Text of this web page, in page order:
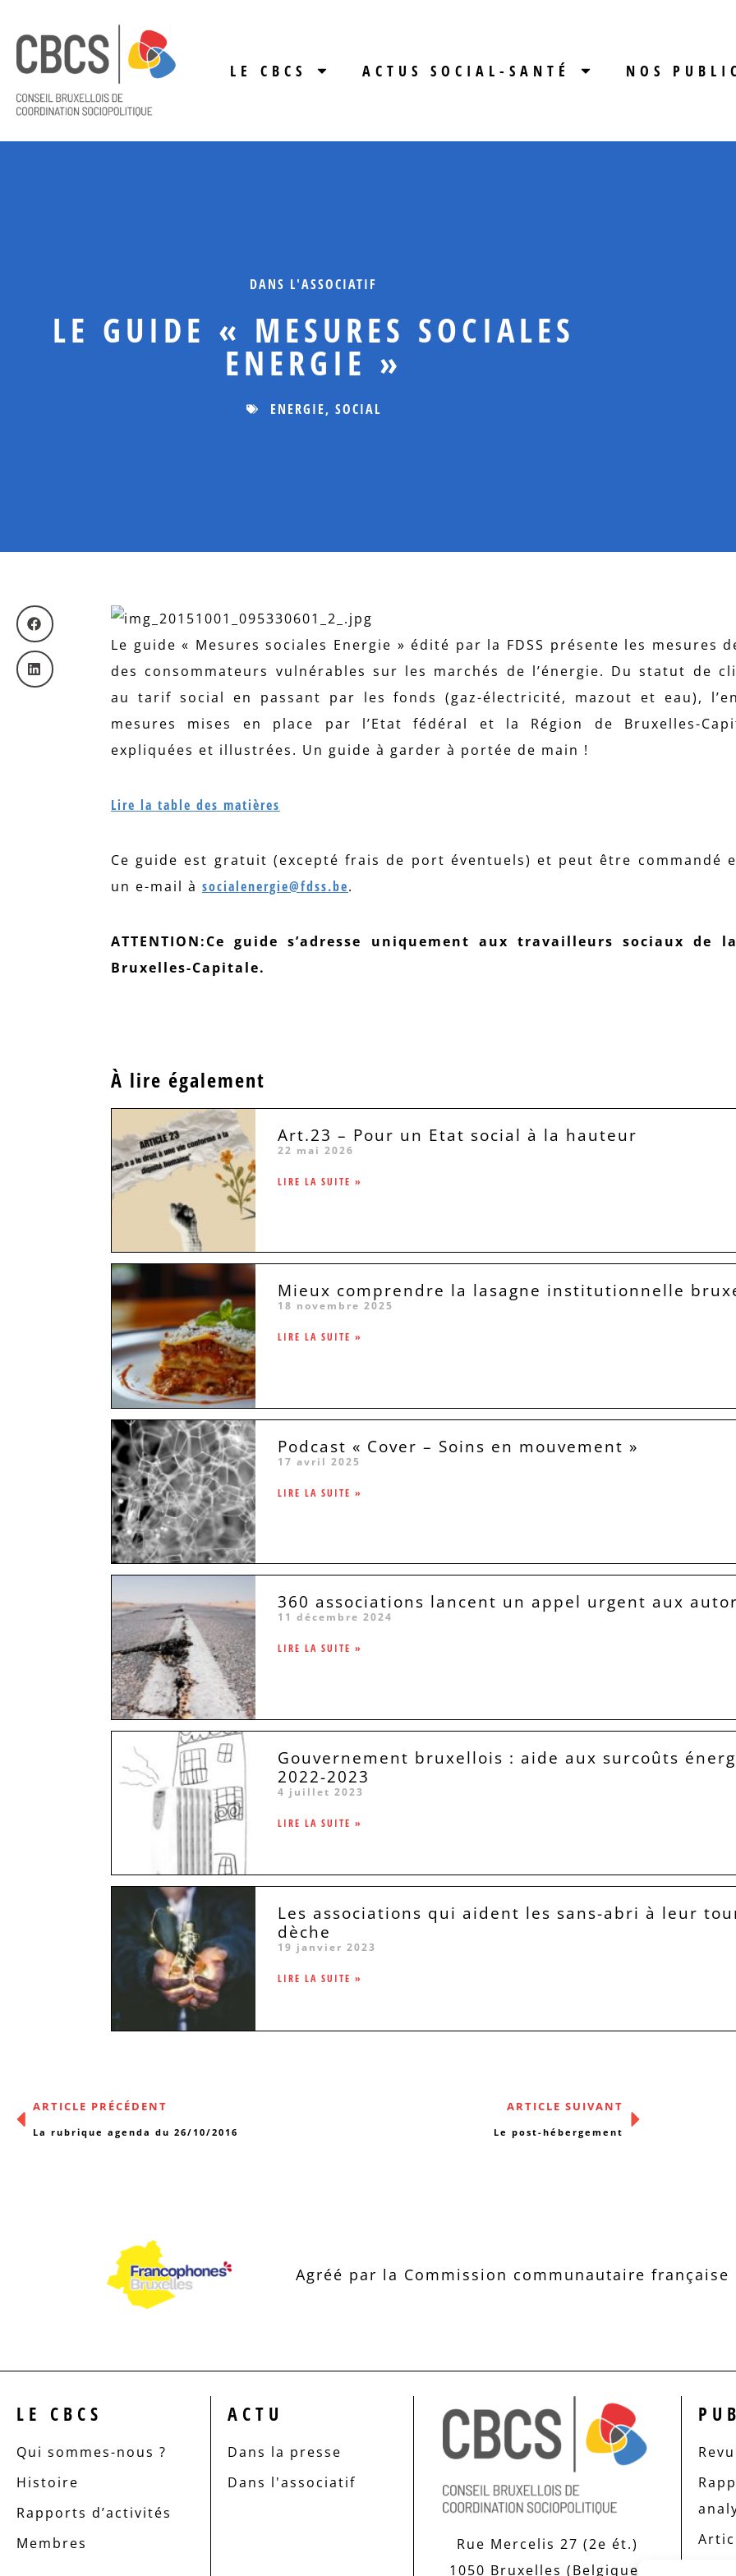
LE CBCS ACTUS SOCIAL-SANTÉ NOS
DANS L'ASSOCIATIF
LE GUIDE « MESURES SOCIALES
ENERGIE »
ENERGIE, SOCIAL
Le guide « Mesures sociales Energie » édité par la FDSS présente les mesures
des consommateurs vulnérables sur les marchés de l’énergie. Du statut de
au tarif social en passant par les fonds (gaz-électricité, mazout et eau),
mesures mises en place par l’Etat fédéral et la Région de Bruxelles-
expliquées et illustrées. Un guide à garder à portée de main !
Lire la table des matières
Ce guide est gratuit (excepté frais de port éventuels) et peut être commandé
un e-mail à socialenergie@fdss.be.
ATTENTION:Ce guide s’adresse uniquement aux travailleurs sociaux de
Bruxelles-Capitale.
À lire également
Art.23 – Pour un Etat social à la hauteur
22 mai 2026
LIRE LA SUITE »
Mieux comprendre la lasagne institutionnelle
18 novembre 2025
LIRE LA SUITE »
Podcast « Cover – Soins en mouvement »
17 avril 2025
LIRE LA SUITE »
360 associations lancent un appel urgent aux
11 décembre 2024
LIRE LA SUITE »
Gouvernement bruxellois : aide aux surcoûts
2022-2023
4 juillet 2023
LIRE LA SUITE »
Les associations qui aident les sans-abri à leur
dèche
19 janvier 2023
LIRE LA SUITE »
ARTICLE PRÉCÉDENT
La rubrique agenda du 26/10/2016
ARTICLE SUIVANT
Le post-hébergement
Agréé par la Commission communautaire
LE CBCS
Qui sommes-nous ?
Histoire
Rapports d’activités
Membres
ACTU
Dans la presse
Dans l'associatif
Rue Mercelis 27 (2e ét.)
1050 Bruxelles (Belgique)